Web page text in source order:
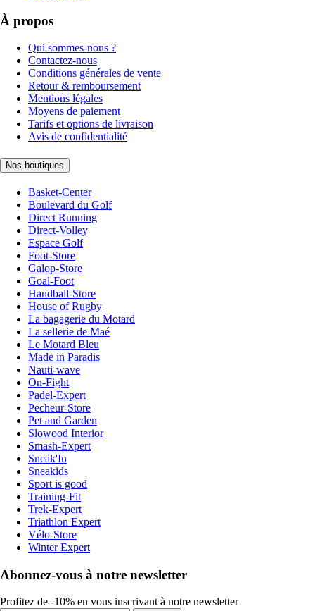
À propos
Qui sommes-nous ?
Contactez-nous
Conditions générales de vente
Retour & remboursement
Mentions légales
Moyens de paiement
Tarifs et options de livraison
Avis de confidentialité
Nos boutiques
Basket-Center
Boulevard du Golf
Direct Running
Direct-Volley
Espace Golf
Foot-Store
Galop-Store
Goal-Foot
Handball-Store
House of Rugby
La bagagerie du Motard
La sellerie de Maé
Le Motard Bleu
Made in Paradis
Nauti-wave
On-Fight
Padel-Expert
Pecheur-Store
Pet and Garden
Slowood Interior
Smash-Expert
Sneak'In
Sneakids
Sport is good
Training-Fit
Trek-Expert
Triathlon Expert
Vélo-Store
Winter Expert
Abonnez-vous à notre newsletter
Profitez de -10% en vous inscrivant à notre newsletter